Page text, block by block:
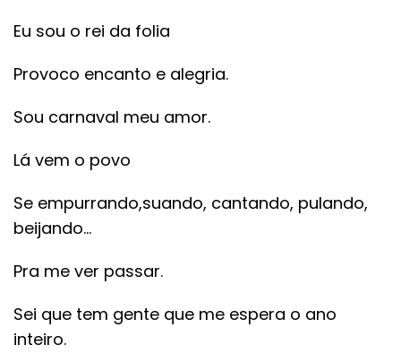
Eu sou o rei da folia
Provoco encanto e alegria.
Sou carnaval meu amor.
Lá vem o povo
Se empurrando,suando, cantando, pulando,
beijando…
Pra me ver passar.
Sei que tem gente que me espera o ano
inteiro.